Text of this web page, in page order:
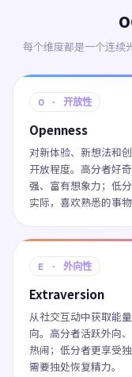
每个维度都是一个连续
O · 开放性
Openness
对新体验、新想法和
开放程度。高分者好
强、富有想象力；低
实际，喜欢熟悉的事物
E · 外向性
Extraversion
从社交互动中获取能
向。高分者活跃外向
热闹；低分者更享受独
需要独处恢复精力。